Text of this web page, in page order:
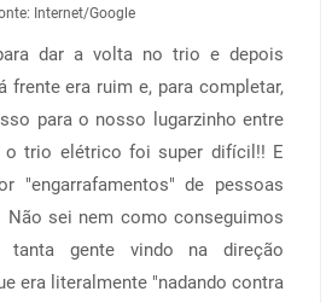
Internet/Google
dar a volta no trio e depois
frente era ruim e, para completar,
para o nosso lugarzinho entre
trio elétrico foi super difícil!! E
"engarrafamentos" de pessoas
sei nem como conseguimos
tanta gente vindo na direção
era literalmente "nadando contra